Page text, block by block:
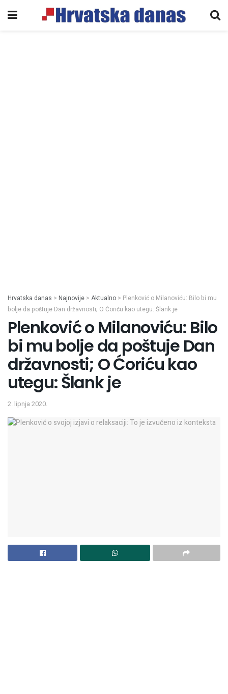
Hrvatska danas > Najnovije > Aktualno > Plenković o Milanoviću: Bilo bi mu
bolje da poštuje Dan državnosti; O Ćoriću kao utegu: Šlank je
Plenković o Milanoviću: Bilo
bi mu bolje da poštuje Dan
državnosti; O Ćoriću kao
utegu: Šlank je
2. lipnja 2020.